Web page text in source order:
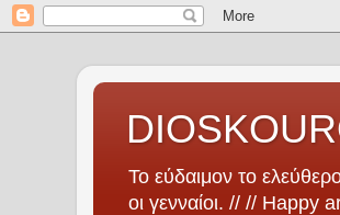
Το εύδαιμον το
οι γενναίοι. // //